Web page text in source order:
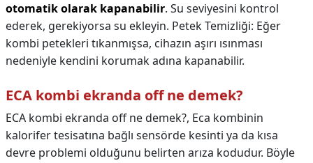
otomatik olarak kapanabilir. Su seviyesini kontrol
ederek, gerekiyorsa su ekleyin. Petek Temizliği: Eğer
kombi petekleri tıkanmışsa, cihazın aşırı ısınması
nedeniyle kendini korumak adına kapanabilir.
ECA kombi ekranda off ne demek?
ECA kombi ekranda off ne demek?, Eca kombinin
kalorifer tesisatına bağlı sensörde kesinti ya da kısa
devre problemi olduğunu belirten arıza kodudur. Böyle